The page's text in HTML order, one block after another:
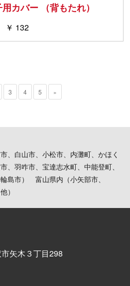
カバー （背もたれ）
￥ 132
3 4 5 »
、白山市、小松市、内灘町、かほく
、羽咋市、宝達志水町、中能登町、
島市） 富山県内（小矢部市、
）
矢木３丁目298